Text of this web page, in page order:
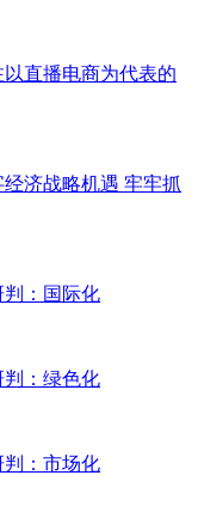
直播电商为代表的
济战略机遇 牢牢抓
判：国际化
判：绿色化
判：市场化